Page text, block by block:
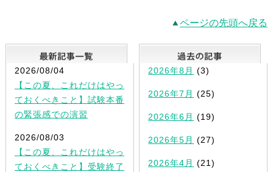
ページの先頭へ戻る
最新記事一覧
2026/08/04
【この夏、これだけはやっ
ておくべきこと】試験本番
の緊張感での演習
2026/08/03
【この夏、これだけはやっ
ておくべきこと】受験終了
2026年8月 (3)
2026年7月 (25)
2026年6月 (19)
2026年5月 (27)
2026年4月 (21)